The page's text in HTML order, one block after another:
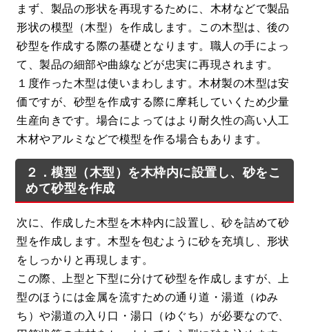
まず、製品の形状を再現するために、木材などで製品
形状の模型（木型）を作成します。この木型は、後の
砂型を作成する際の基礎となります。職人の手によっ
て、製品の細部や曲線などが忠実に再現されます。
１度作った木型は使いまわします。木材製の木型は安
価ですが、砂型を作成する際に摩耗していくため少量
生産向きです。場合によってはより耐久性の高い人工
木材やアルミなどで模型を作る場合もあります。
２．模型（木型）を木枠内に設置し、砂をこ
めて砂型を作成
次に、作成した木型を木枠内に設置し、砂を詰めて砂
型を作成します。木型を包むように砂を充填し、形状
をしっかりと再現します。
この際、上型と下型に分けて砂型を作成しますが、上
型のほうには金属を流すための通り道・湯道（ゆみ
ち）や湯道の入り口・湯口（ゆぐち）が必要なので、